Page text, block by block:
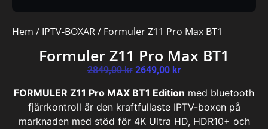
Hem / IPTV-BOXAR/ Formuler Z11 Pro Max BT1
Formuler Z11 Pro Max BT1
2849,00kr 2649,00 kr
FORMULER Z11 Pro MAX BT1 Edition med bluetooth
fjärrkontroll är den kraftfullaste IPTV-boxen på
marknaden med stöd för 4K Ultra HD, HDR10+ och